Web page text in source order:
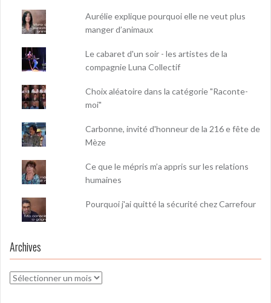
Aurélie explique pourquoi elle ne veut plus
manger d’animaux
Le cabaret d'un soir - les artistes de la
compagnie Luna Collectif
Choix aléatoire dans la catégorie "Raconte-
moi"
Carbonne, invité d'honneur de la 216 e fête de
Mèze
Ce que le mépris m’a appris sur les relations
humaines
Pourquoi j'ai quitté la sécurité chez Carrefour
Archives
Archives